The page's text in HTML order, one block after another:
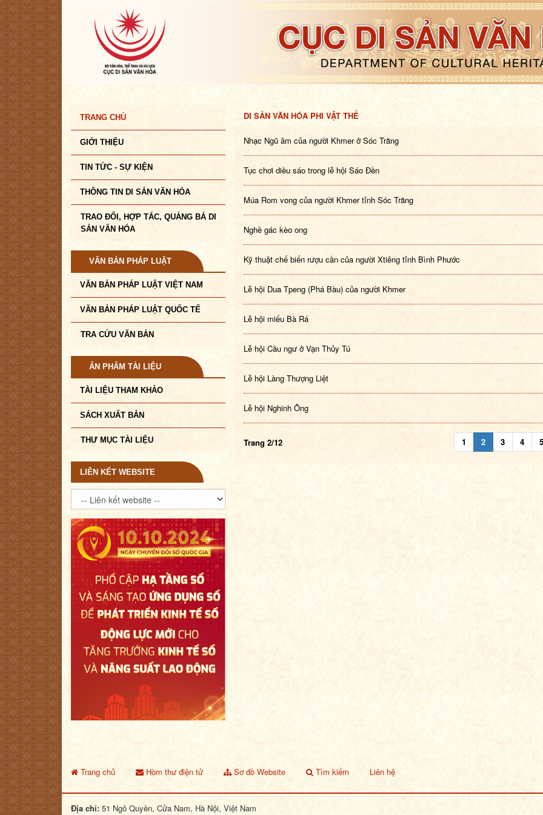
TRANG CHỦ
GIỚI THIỆU
TIN TỨC - SỰ KIỆN
THÔNG TIN DI SẢN VĂN HÓA
TRAO ĐỔI, HỢP TÁC, QUẢNG BÁ DI
SẢN VĂN HÓA
VĂN BẢN PHÁP LUẬT
VĂN BẢN PHÁP LUẬT VIỆT NAM
VĂN BẢN PHÁP LUẬT QUỐC TẾ
TRA CỨU VĂN BẢN
ẤN PHẨM TÀI LIỆU
TÀI LIỆU THAM KHẢO
SÁCH XUẤT BẢN
THƯ MỤC TÀI LIỆU
LIÊN KẾT WEBSITE
DI SẢN VĂN HÓA PHI VẬT THỂ
Nhạc Ngũ âm của người Khmer ở Sóc Trăng
Tục chơi diều sáo trong lễ hội Sáo Đền
Múa Rom vong của người Khmer tỉnh Sóc Trăng
Nghề gác kèo ong
Kỹ thuật chế biến rượu cần của người Xtiêng tỉnh Bình Phước
Lễ hội Dua Tpeng (Phá Bàu) của người Khmer
Lễ hội miếu Bà Rá
Lễ hội Cầu ngư ở Vạn Thủy Tú
Lễ hội Làng Thượng Liệt
Lễ hội Nghinh Ông
Trang 2/12 1 2 3 4 5
Trang chủ Hòm thư điện tử Sơ đồ Website Tìm kiếm Liên hệ
Địa chỉ: 51 Ngô Quyền, Cửa Nam, Hà Nội, Việt Nam